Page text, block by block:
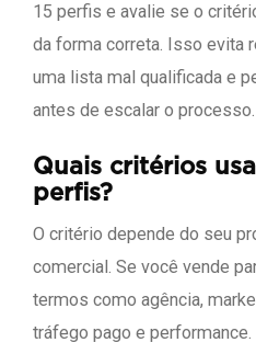
15 perfis e avalie se o
da forma correta. Isso evita
uma lista mal qualificada e
antes de escalar o processo.
Quais critérios
perfis?
O critério depende do seu
comercial. Se você vende
termos como agência,
tráfego pago e